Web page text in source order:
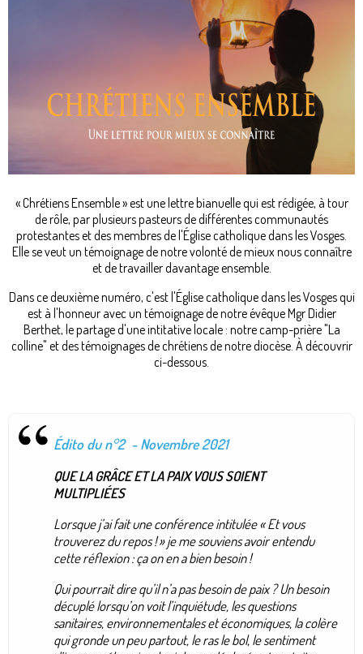
« Chrétiens Ensemble » est une lettre bianuelle qui est rédigée, à tour
de rôle, par plusieurs pasteurs de différentes communautés
protestantes et des membres de l'Église catholique dans les Vosges.
Elle se veut un témoignage de notre volonté de mieux nous connaître
et de travailler davantage ensemble.
Dans ce deuxième numéro, c'est l'Église catholique dans les Vosges qui
est à l'honneur avec un témoignage de notre évêque Mgr Didier
Berthet, le partage d'une intitative locale : notre camp-prière "La
colline" et des témoignages de chrétiens de notre diocèse. À découvrir
ci-dessous.
Édito du n°2 - Novembre 2021
QUE LA GRÂCE ET LA PAIX VOUS SOIENT
MULTIPLIÉES
Lorsque j’ai fait une conférence intitulée « Et vous
trouverez du repos ! » je me souviens avoir entendu
cette réflexion : ça on en a bien besoin !
Qui pourrait dire qu’il n’a pas besoin de paix ? Un besoin
décuplé lorsqu’on voit l’inquiétude, les questions
sanitaires, environnementales et économiques, la colère
qui gronde un peu partout, le ras le bol, le sentiment